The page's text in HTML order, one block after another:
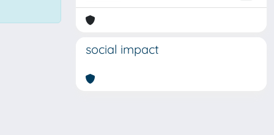
social impact